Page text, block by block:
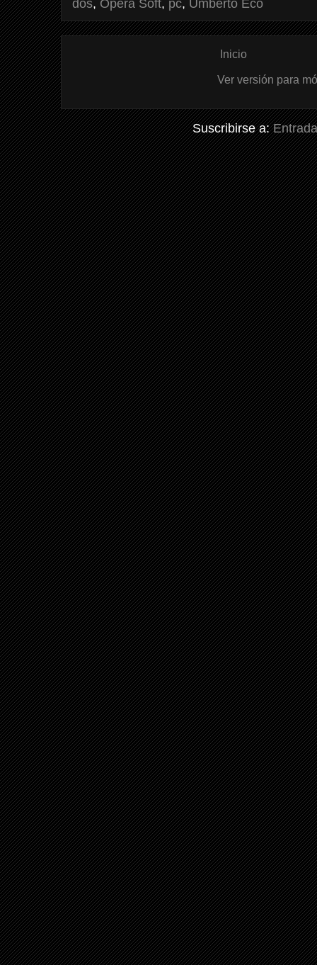
dos, Opera Soft, pc, Umberto Eco
Inicio
Ver versión para
Suscribirse a: